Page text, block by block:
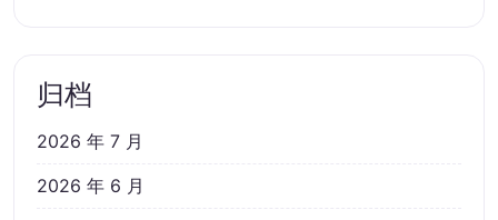
归档
2026 年 7 月
2026 年 6 月